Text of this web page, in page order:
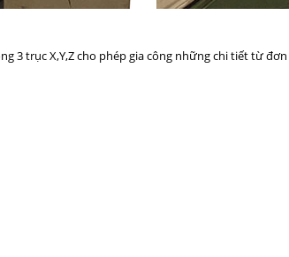
3 trục X,Y,Z cho phép gia công những chi tiết từ